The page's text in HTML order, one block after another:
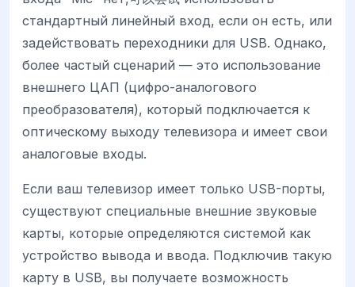
стандартный линейный вход, если он есть, или
задействовать переходники для USB. Однако,
более частый сценарий — это использование
внешнего ЦАП (цифро-аналогового
преобразователя), который подключается к
оптическому выходу телевизора и имеет свои
аналоговые входы.
Если ваш телевизор имеет только USB-порты,
существуют специальные внешние звуковые
карты, которые определяются системой как
устройство вывода и ввода. Подключив такую
карту в USB, вы получаете возможность